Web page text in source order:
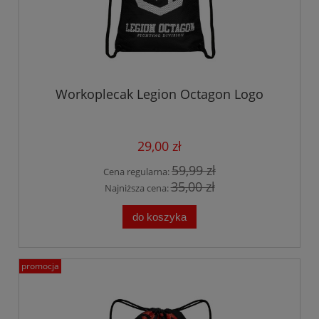
Workoplecak Legion Octagon Logo
29,00 zł
Cena regularna:59,99 zł
Najniższa cena:35,00 zł
do koszyka
promocja